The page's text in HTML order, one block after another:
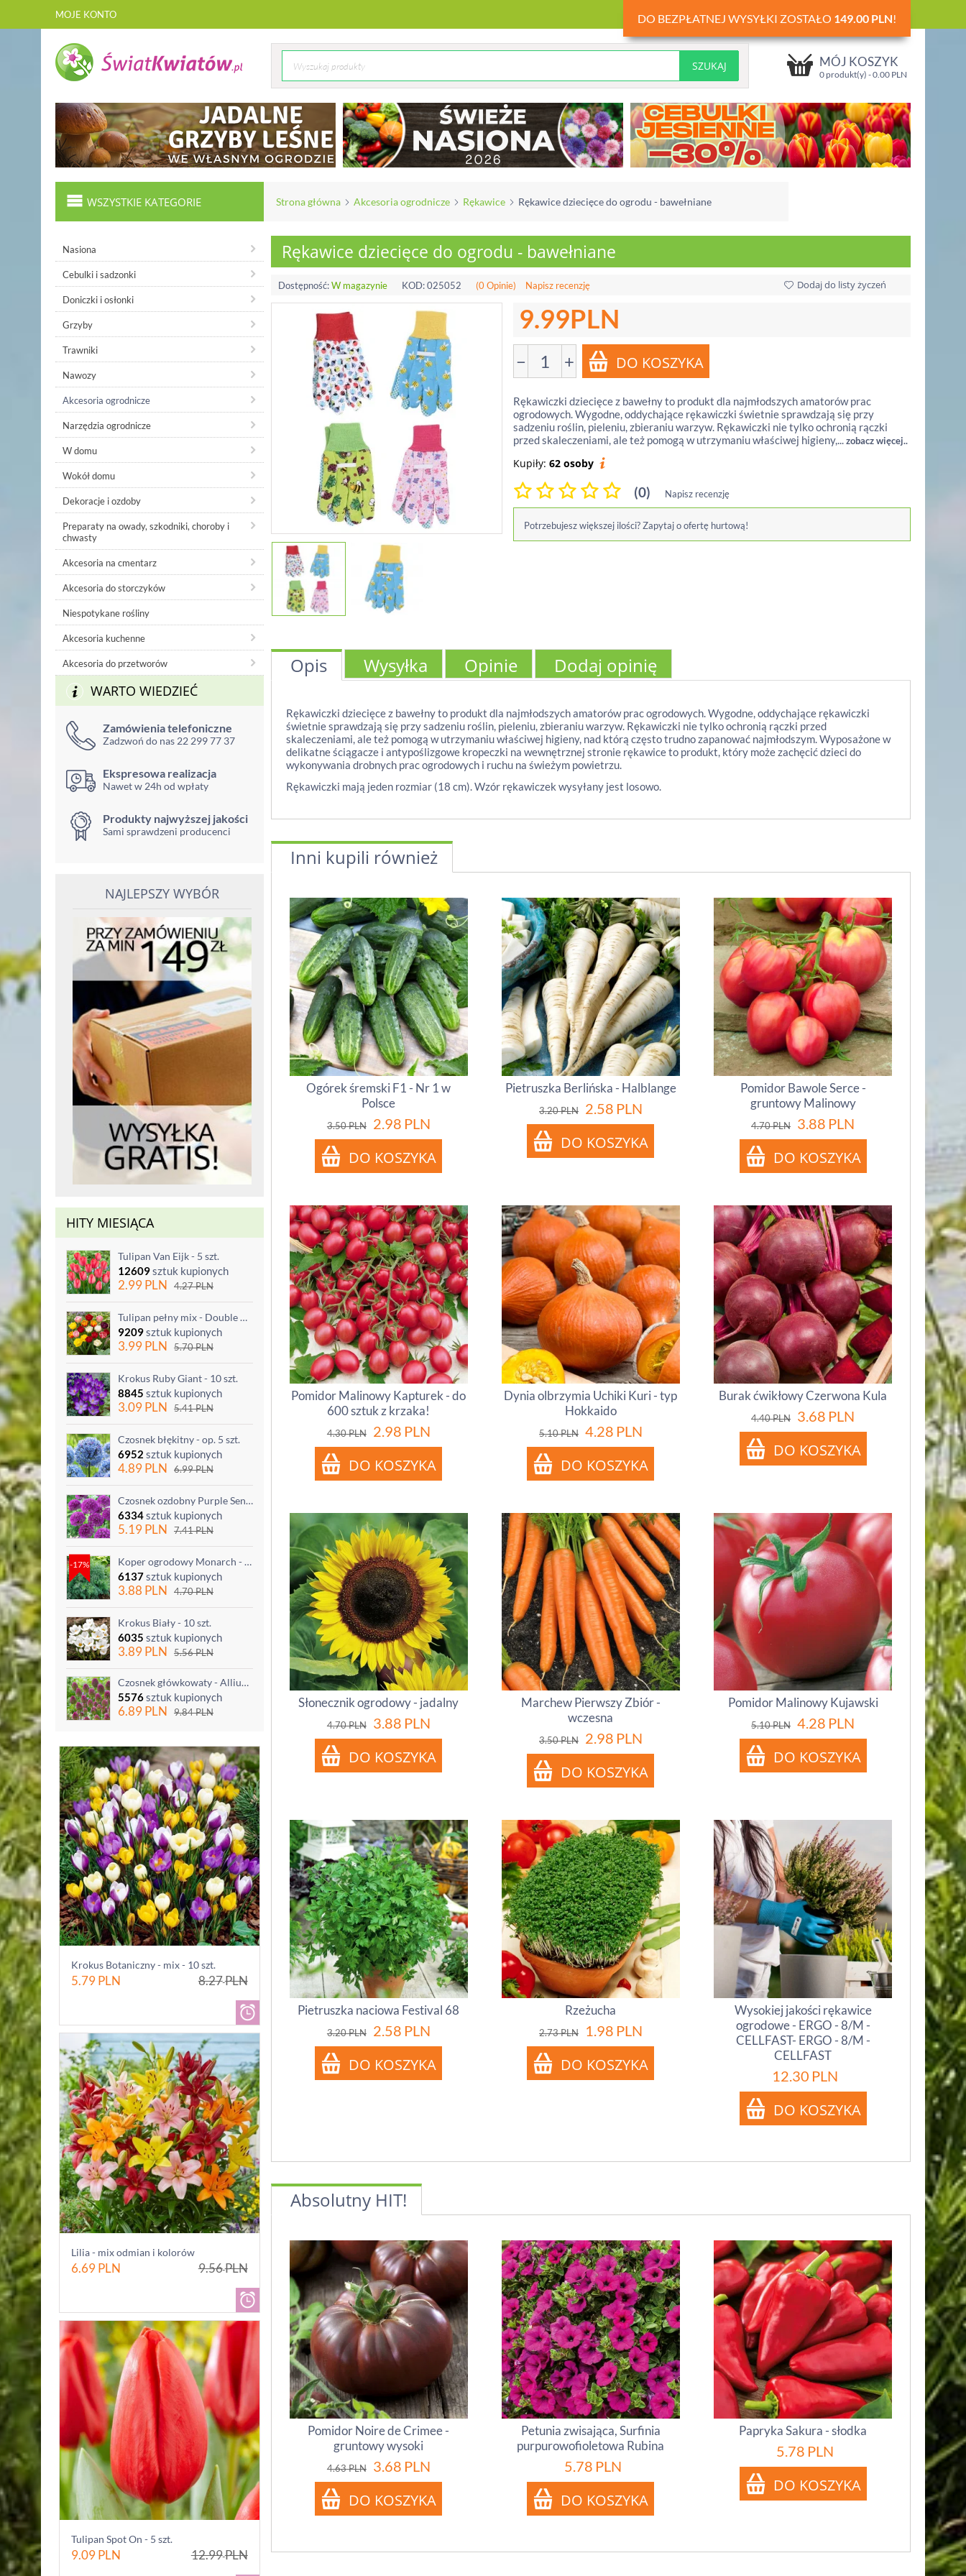
MOJE KONTO DO BEZPŁATNEJ WYSYŁKI ZOSTAŁO 149.00 PLN!
MÓJ KOSZYK
0 produkt(y) -0.00 PLN
WSZYSTKIE KATEGORIE Strona główna Akcesoria ogrodnicze Rękawice Rękawice dziecięce do ogrodu - bawełniane
Nasiona
Cebulki i sadzonki
Doniczki i osłonki
Grzyby
Trawniki
Nawozy
Akcesoria ogrodnicze
Narzędzia ogrodnicze
W domu
Wokół domu
Dekoracje i ozdoby
Preparaty na owady, szkodniki, choroby i
chwasty
Akcesoria na cmentarz
Akcesoria do storczyków
Niespotykane rośliny
Akcesoria kuchenne
Akcesoria do przetworów
WARTO WIEDZIEĆ
Zamówienia telefoniczne
Zadzwoń do nas 22 299 77 37
Ekspresowa realizacja
Nawet w 24h od wpłaty
Produkty najwyższej jakości
Sami sprawdzeni producenci
NAJLEPSZY WYBÓR
HITY MIESIĄCA
Tulipan Van Eijk - 5 szt.
12609sztuk kupionych
2.99PLN 4.27PLN
Tulipan pełny mix - Double mix - 5 szt.
9209sztuk kupionych
3.99PLN 5.70PLN
Krokus Ruby Giant - 10 szt.
8845 sztuk kupionych
3.09PLN 5.41PLN
Czosnek błękitny - op. 5 szt.
6952 sztuk kupionych
4.89PLN 6.99PLN
Czosnek ozdobny Purple Sensation - op. 3 szt.
6334sztuk kupionych
5.19PLN 7.41PLN
-17% Koper ogrodowy Monarch - po ścięciu odrasta
6137sztuk kupionych
3.88 PLN 4.70PLN
Krokus Biały - 10 szt.
6035 sztuk kupionych
3.89PLN 5.56PLN
Czosnek główkowaty - Allium sphaerocephalon - 20 szt.
5576sztuk kupionych
6.89PLN 9.84PLN
Krokus Botaniczny - mix - 10 szt.
5.79PLN 8.27PLN
Lilia - mix odmian i kolorów
6.69PLN 9.56PLN
Tulipan Spot On - 5 szt.
9.09PLN 12.99PLN
Rękawice dziecięce do ogrodu - bawełniane
Dostępność:W magazynie KOD:025052 (0 Opinie) Napisz recenzję Dodaj do listy życzeń
9.99PLN
− +
Rękawiczki dziecięce z bawełny to produkt dla najmłodszych amatorów prac
ogrodowych. Wygodne, oddychające rękawiczki świetnie sprawdzają się przy
sadzeniu roślin, pieleniu, zbieraniu warzyw. Rękawiczki nie tylko ochronią rączki
przed skaleczeniami, ale też pomogą w utrzymaniu właściwej higieny,...zobacz więcej..
Kupiły: 62 osoby
(0) Napisz recenzję
Potrzebujesz większej ilości? Zapytaj o ofertę hurtową!
Opis Wysyłka Opinie Dodaj opinię
Rękawiczki dziecięce z bawełny to produkt dla najmłodszych amatorów prac ogrodowych. Wygodne, oddychające rękawiczki
świetnie sprawdzają się przy sadzeniu roślin, pieleniu, zbieraniu warzyw. Rękawiczki nie tylko ochronią rączki przed
skaleczeniami, ale też pomogą w utrzymaniu właściwej higieny, nad którą często trudno zapanować najmłodszym. Wyposażone w
delikatne ściągacze i antypoślizgowe kropeczki na wewnętrznej stronie rękawice to produkt, który może zachęcić dzieci do
wykonywania drobnych prac ogrodowych i ruchu na świeżym powietrzu.
Rękawiczki mają jeden rozmiar (18 cm). Wzór rękawiczek wysyłany jest losowo.
Inni kupili również
Ogórek śremski F1 - Nr 1 w
Polsce
3.50PLN 2.98 PLN
Pietruszka Berlińska - Halblange
3.20PLN 2.58 PLN
Pomidor Bawole Serce -
gruntowy Malinowy
4.70PLN 3.88 PLN
Pomidor Malinowy Kapturek - do
600 sztuk z krzaka!
4.30PLN 2.98 PLN
Dynia olbrzymia Uchiki Kuri - typ
Hokkaido
5.10PLN 4.28 PLN
Burak ćwikłowy Czerwona Kula
4.40PLN 3.68 PLN
Słonecznik ogrodowy - jadalny
4.70PLN 3.88 PLN
Marchew Pierwszy Zbiór -
wczesna
3.50PLN 2.98 PLN
Pomidor Malinowy Kujawski
5.10PLN 4.28 PLN
Pietruszka naciowa Festival 68
3.20PLN 2.58 PLN
Rzeżucha
2.73PLN 1.98 PLN
Wysokiej jakości rękawice
ogrodowe - ERGO - 8/M -
CELLFAST- ERGO - 8/M -
CELLFAST
12.30 PLN
Absolutny HIT!
Pomidor Noire de Crimee -
gruntowy wysoki
4.63PLN 3.68 PLN
Petunia zwisająca, Surfinia
purpurowofioletowa Rubina
5.78 PLN
Papryka Sakura - słodka
5.78 PLN